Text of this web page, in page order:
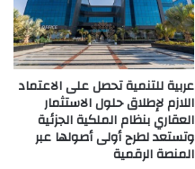
عربية للتنمية تحصل على الاعتماد
اللازم لإطلاق حلول الاستثمار
العقاري بنظام الملكية الجزئية
وتستعد لطرح أولى أصولها عبر
المنصة الرقمية